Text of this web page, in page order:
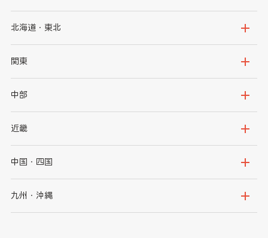
北海道・東北
北海道
岩手県
秋田県
関東
茨城県
群馬県
千葉県
神奈川県
中部
新潟県
石川県
山梨県
近畿
大阪府
京都府
中国・四国
鳥取県
九州・沖縄